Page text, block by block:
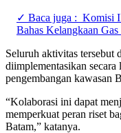
✓ Baca juga : Komisi
Bahas Kelangkaan
Seluruh aktivitas tersebut
diimplementasikan
pengembangan kawasan
“Kolaborasi ini dapat
memperkuat peran riset
Batam,” katanya.